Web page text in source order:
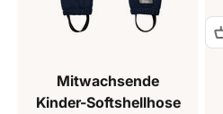
Mitwachsende
Kinder-Softshellhose